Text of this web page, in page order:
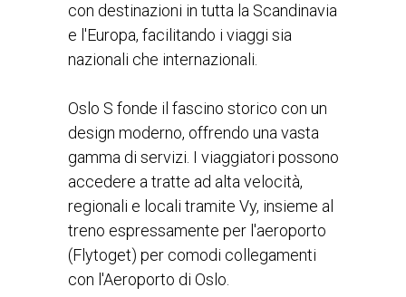
con destinazioni in tutta la Scandinavia
e l'Europa, facilitando i viaggi sia
nazionali che internazionali.
Oslo S fonde il fascino storico con un
design moderno, offrendo una vasta
gamma di servizi. I viaggiatori possono
accedere a tratte ad alta velocità,
regionali e locali tramite Vy, insieme al
treno espressamente per l'aeroporto
(Flytoget) per comodi collegamenti
con l'Aeroporto di Oslo.